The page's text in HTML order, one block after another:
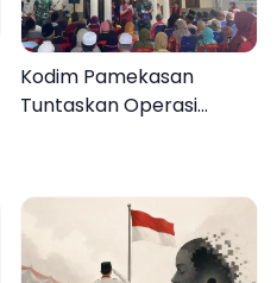
Kodim Pamekasan
Tuntaskan Operasi
Lebih Jelas